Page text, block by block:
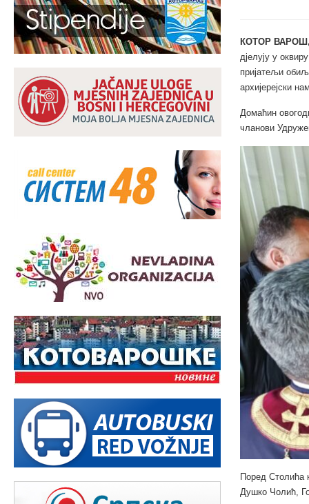
КОТОР
дјелују у
пријатељи
архијерејски
Домаћин
чланови
Поред Столића
Душко Чолић,